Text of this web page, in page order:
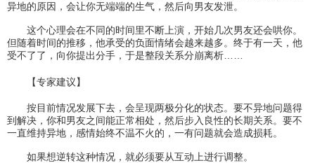
异地的原因，会让你无端端的生气，然后向男友发泄。
这个心理会在不同的时间里不断上演，开始几次男友还会哄你。
但随着时间的推移，他承受的负面情绪会越来越多。终于有一天，他
受不了了，向你提出分手，于是整段关系分崩离析……
【专家建议】
按目前情况发展下去，会呈现两极分化的状态。要不异地问题得
到解决，你和男友之间能正常相处，然后步入良性的长期关系。要不
一直维持异地，感情始终不温不火的，一有问题就会造成损耗。
如果想逆转这种情况，就必须要从互动上进行调整。